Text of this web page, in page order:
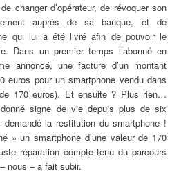
changer d’opérateur, de révoquer son
auprès de sa banque, et de
qui lui a été livré afin de pouvoir le
Dans un premier temps l’abonné en
annoncé, une facture d’un montant
euros pour un smartphone vendu dans
170 euros). Et ensuite ? Plus rien…
signe de vie depuis plus de six
la restitution du smartphone !
» un smartphone d’une valeur de 170
réparation compte tenu du parcours
nous – a fait subir.